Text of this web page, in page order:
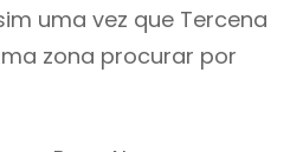
uma vez que Tercena
zona procurar por